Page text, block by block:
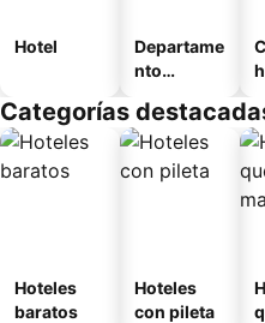
Hotel
Departame
nto
Categorías
Hoteles
baratos
Hoteles
con pileta